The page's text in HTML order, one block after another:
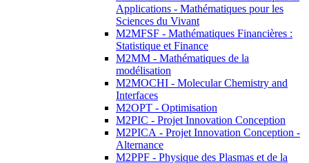
Applications - Mathématiques pour les
Sciences du Vivant
M2MFSF - Mathématiques Financières :
Statistique et Finance
M2MM - Mathématiques de la
modélisation
M2MOCHI - Molecular Chemistry and
Interfaces
M2OPT - Optimisation
M2PIC - Projet Innovation Conception
M2PICA - Projet Innovation Conception -
Alternance
M2PPF - Physique des Plasmas et de la